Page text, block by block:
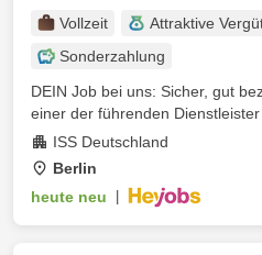
Vollzeit Attraktive
Sonderzahlung
DEIN Job bei uns: Sicher, gut
einer der führenden Dienstleister
ISS Deutschland
Berlin
heute neu